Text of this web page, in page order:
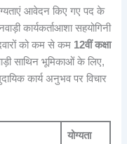
आवेदन किए गए पद के
कार्यकर्ताआशा सहयोगिनी
को कम से कम 12वीं कक्षा
साथिन भूमिकाओं के लिए,
कार्य अनुभव पर विचार
योग्यता